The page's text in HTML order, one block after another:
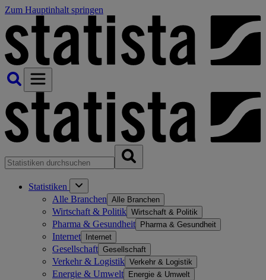
Zum Hauptinhalt springen
Statistiken
Alle Branchen Alle Branchen
Wirtschaft & Politik Wirtschaft & Politik
Pharma & Gesundheit Pharma & Gesundheit
Internet Internet
Gesellschaft Gesellschaft
Verkehr & Logistik Verkehr & Logistik
Energie & Umwelt Energie & Umwelt